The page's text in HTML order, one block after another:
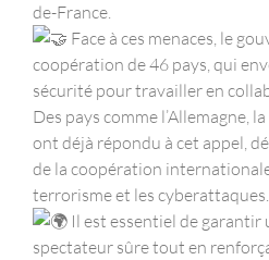
de-France.
Face à ces menaces, le
coopération de 46 pays, qui
sécurité pour travailler en
Des pays comme l’Allemagne,
ont déjà répondu à cet appel,
de la coopération
terrorisme et les cyberattaques.
Il est essentiel de garantir
spectateur sûre tout en